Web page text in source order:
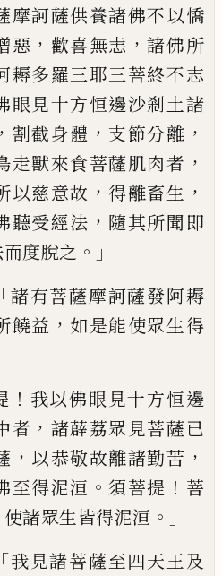
摩訶薩供養諸佛不以憍
惡 ， 歡喜無恚 ，諸佛所
耨多羅三耶三菩終不志
眼見十方恒邊沙剎土諸
， 割截身體 ， 支節分離 ，
走獸來食菩薩肌肉者 ，
以慈意故 ， 得離畜生 ，
聽受經法 ， 隨其所聞即
度脫之 。」
諸有菩薩摩訶薩發阿耨
饒益 ， 如是能使眾生得
！ 我以佛眼見十方恒邊
者 ， 諸薜荔眾見菩薩已
， 以恭敬故離諸勤苦 ，
至得泥洹 。 須菩提 ！ 菩
使諸眾生皆得泥洹 。」
我見諸菩薩至四天王及